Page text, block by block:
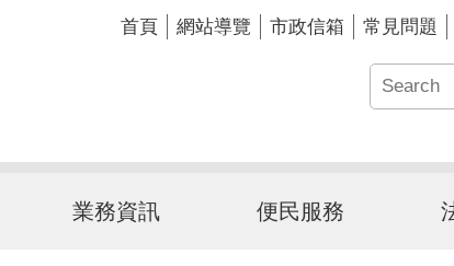
首頁 網站導覽 市政信箱 常見問題
業務資訊 便民服務